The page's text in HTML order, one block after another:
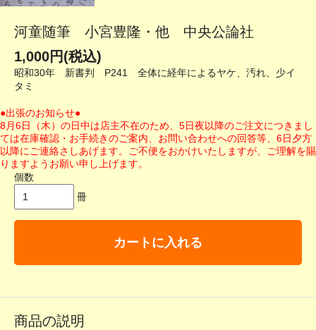
河童随筆 小宮豊隆・他 中央公論社
1,000円(税込)
昭和30年 新書判 P241 全体に経年によるヤケ、汚れ、少イ
タミ
●出張のお知らせ●
8月6日（木）の日中は店主不在のため、5日夜以降のご注文につきまし
ては在庫確認・お手続きのご案内、お問い合わせへの回答等、6日夕方
以降にご連絡さしあげます。ご不便をおかけいたしますが、ご理解を賜
りますようお願い申し上げます。
個数
冊
カートに入れる
商品の説明